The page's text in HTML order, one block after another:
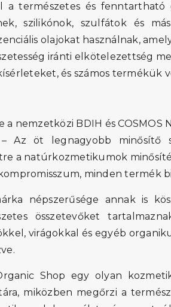
a természetes és
szilikónok, szulfátok és
olajokat használnak,
iránti elkötelezettség
és számos termékük
nemzetközi BDIH és COSMOS
Az öt legnagyobb minősítő
a natúrkozmetikumok
minden termék
népszerűsége annak is
összetevőket
virágokkal és egyéb
Shop egy olyan
miközben megőrzi a